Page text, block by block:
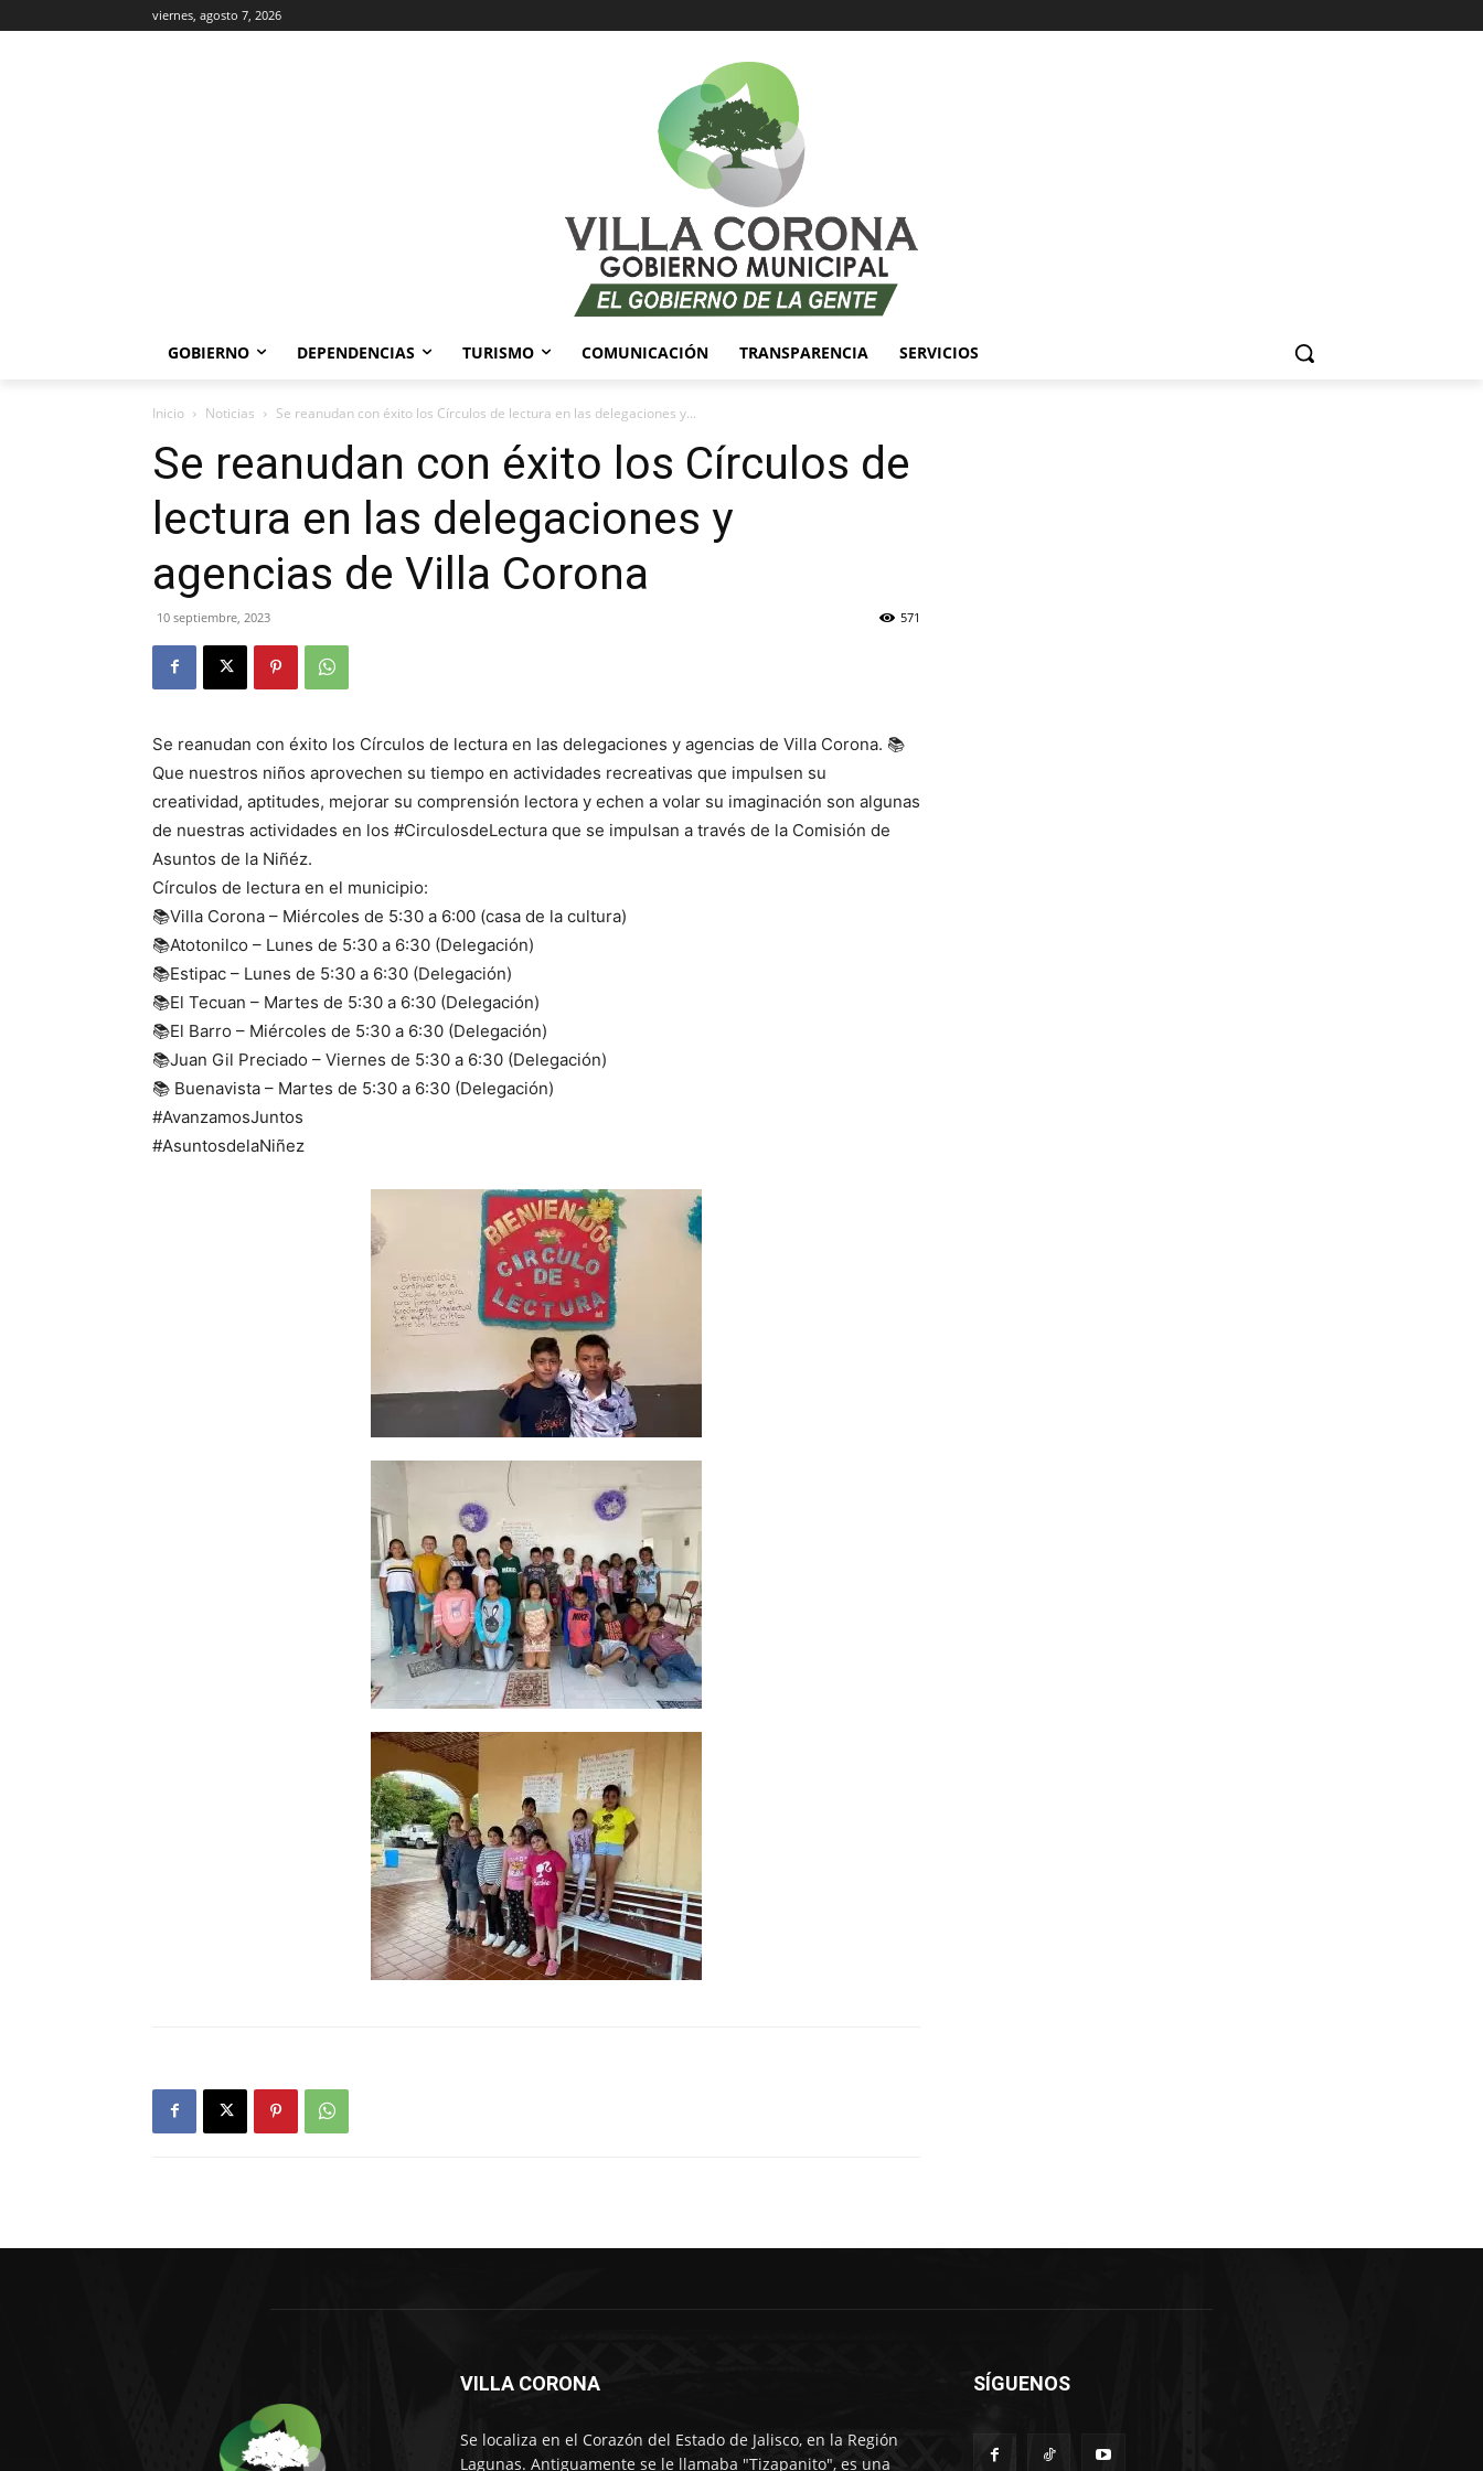
viernes, agosto 7, 2026
GOBIERNO DEPENDENCIAS TURISMO COMUNICACIÓN TRANSPARENCIA SERVICIOS
Inicio Noticias Se reanudan con éxito los Círculos de lectura en las delegaciones y...
Se reanudan con éxito los Círculos de
lectura en las delegaciones y
agencias de Villa Corona
10 septiembre, 2023 571
Se reanudan con éxito los Círculos de lectura en las delegaciones y agencias de Villa Corona. 📚
Que nuestros niños aprovechen su tiempo en actividades recreativas que impulsen su
creatividad, aptitudes, mejorar su comprensión lectora y echen a volar su imaginación son algunas
de nuestras actividades en los #CirculosdeLectura que se impulsan a través de la Comisión de
Asuntos de la Niñéz.
Círculos de lectura en el municipio:
📚Villa Corona – Miércoles de 5:30 a 6:00 (casa de la cultura)
📚Atotonilco – Lunes de 5:30 a 6:30 (Delegación)
📚Estipac – Lunes de 5:30 a 6:30 (Delegación)
📚El Tecuan – Martes de 5:30 a 6:30 (Delegación)
📚El Barro – Miércoles de 5:30 a 6:30 (Delegación)
📚Juan Gil Preciado – Viernes de 5:30 a 6:30 (Delegación)
📚 Buenavista – Martes de 5:30 a 6:30 (Delegación)
#AvanzamosJuntos
#AsuntosdelaNiñez
VILLA CORONA
Se localiza en el Corazón del Estado de Jalisco, en la Región
Lagunas. Antiguamente se le llamaba "Tizapanito", es una
SÍGUENOS